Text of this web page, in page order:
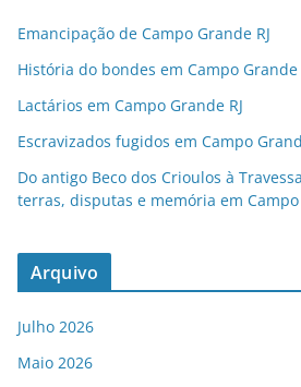
Emancipação de Campo Grande RJ
História do bondes em Campo Grande
Lactários em Campo Grande RJ
Escravizados fugidos em Campo
Do antigo Beco dos Crioulos à
terras, disputas e memória em
Arquivo
Julho 2026
Maio 2026